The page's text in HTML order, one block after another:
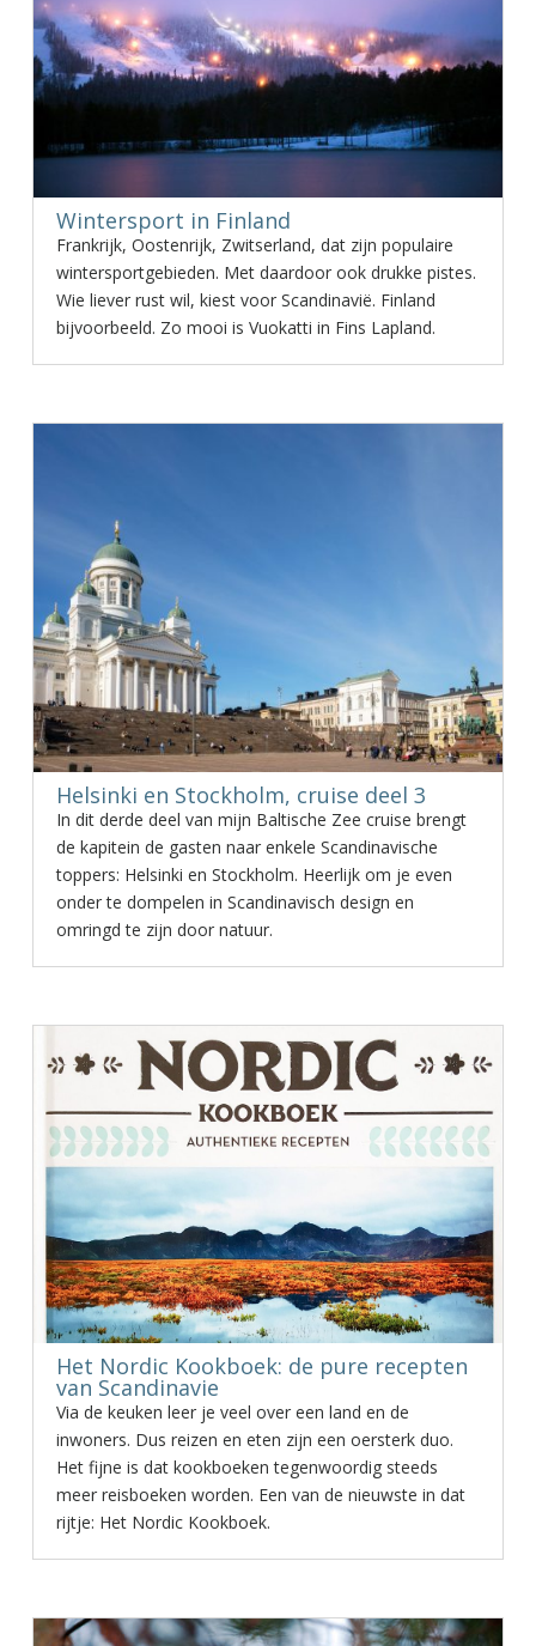
Wintersport in Finland
Frankrijk, Oostenrijk, Zwitserland, dat zijn populaire
wintersportgebieden. Met daardoor ook drukke pistes.
Wie liever rust wil, kiest voor Scandinavië. Finland
bijvoorbeeld. Zo mooi is Vuokatti in Fins Lapland.
Helsinki en Stockholm, cruise deel 3
In dit derde deel van mijn Baltische Zee cruise brengt
de kapitein de gasten naar enkele Scandinavische
toppers: Helsinki en Stockholm. Heerlijk om je even
onder te dompelen in Scandinavisch design en
omringd te zijn door natuur.
Het Nordic Kookboek: de pure recepten
van Scandinavie
Via de keuken leer je veel over een land en de
inwoners. Dus reizen en eten zijn een oersterk duo.
Het fijne is dat kookboeken tegenwoordig steeds
meer reisboeken worden. Een van de nieuwste in dat
rijtje: Het Nordic Kookboek.